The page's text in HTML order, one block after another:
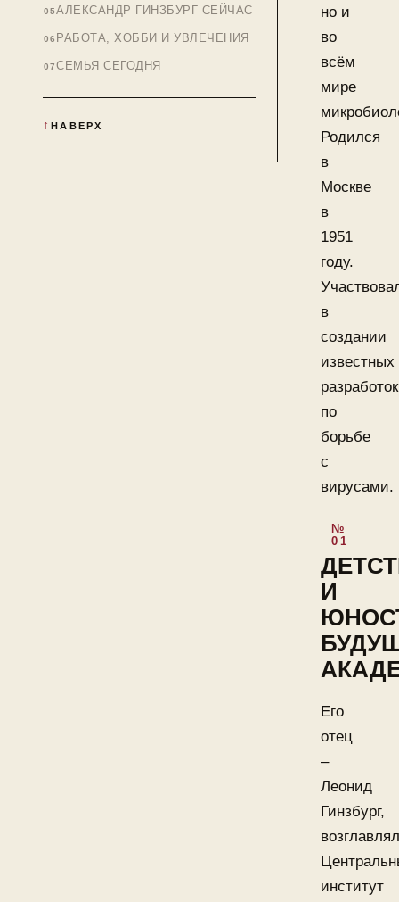
АЛЕКСАНДР ГИНЗБУРГ СЕЙЧАС
РАБОТА, ХОББИ И УВЛЕЧЕНИЯ
СЕМЬЯ СЕГОДНЯ
НАВЕРХ
но и
во
всём
мире
Родился
в
Москве
в
1951
году.
в
создании
известных
разработок
по
борьбе
с
вирусами.
И
Его
отец
–
Леонид
Гинзбург,
возглавлял
институт